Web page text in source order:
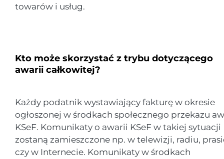
towarów i usług.
Kto może skorzystać z trybu dotyczącego
awarii całkowitej?
Każdy podatnik wystawiający fakturę w okresie
ogłoszonej w środkach społecznego przekazu
KSeF. Komunikaty o awarii KSeF w takiej sytuacji
zostaną zamieszczone np. w telewizji, radiu,
czy w Internecie. Komunikaty w środkach